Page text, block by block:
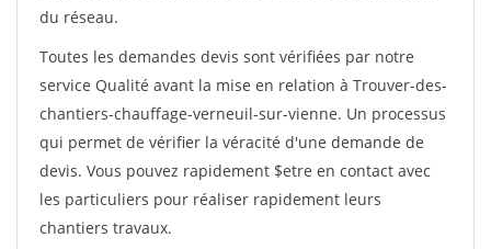
du réseau.
Toutes les demandes devis sont vérifiées par notre
service Qualité avant la mise en relation à Trouver-des-
chantiers-chauffage-verneuil-sur-vienne. Un processus
qui permet de vérifier la véracité d'une demande de
devis. Vous pouvez rapidement $etre en contact avec
les particuliers pour réaliser rapidement leurs
chantiers travaux.